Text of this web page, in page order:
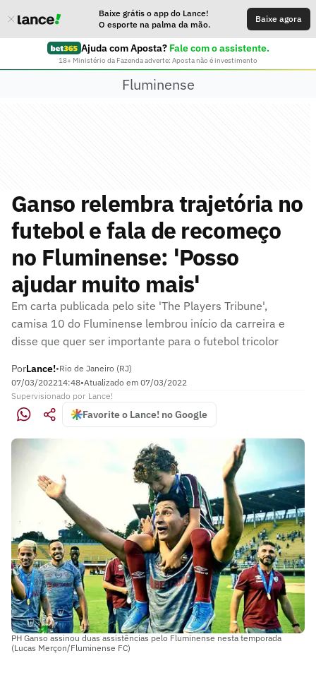
Baixe grátis o app do Lance!
O esporte na palma da mão.
Baixe agora
Ajuda com Aposta? Fale com o assistente.
18+ Ministério da Fazenda adverte: Aposta não é investimento
Fluminense
Ganso relembra trajetória no
futebol e fala de recomeço
no Fluminense: 'Posso
ajudar muito mais'
Em carta publicada pelo site 'The Players Tribune',
camisa 10 do Fluminense lembrou início da carreira e
disse que quer ser importante para o futebol tricolor
PorLance!•Rio de Janeiro (RJ)
07/03/202214:48•Atualizado em 07/03/2022
Supervisionado por Lance!
Favorite o Lance! no Google
PH Ganso assinou duas assistências pelo Fluminense nesta temporada
(Lucas Merçon/Fluminense FC)